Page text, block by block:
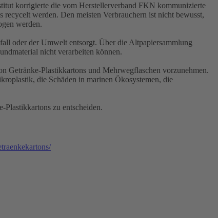
korrigierte die vom Herstellerverband FKN kommunizierte
werden. Den meisten Verbrauchern ist nicht bewusst,
werden.
oder der Umwelt entsorgt. Über die Altpapiersammlung
nicht verarbeiten können.
Plastikkartons und Mehrwegflaschen vorzunehmen.
die Schäden in marinen Ökosystemen, die
Plastikkartons zu entscheiden.